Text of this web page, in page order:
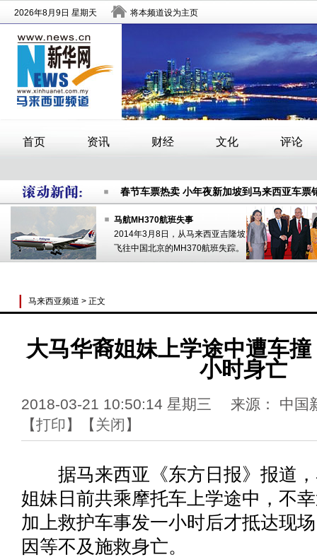
春节车票热卖 小年夜新加坡到马来西亚车票
做好每一滴水的文章 马来西亚
春节车票热卖 小年夜新加坡到马来西亚车票
做好每一滴水的文章 马来西亚逮
中国银行借金融科技在马来西亚推进零售银
马航MH370航班失事
2014年3月8日，从马来西亚吉隆坡
飞往中国北京的MH370航班失踪。
马来西亚频道 > 正文
大马华裔姐妹上学途中遭车
小时身亡
2018-03-21 10:50:14 星期三 来源： 中
【打印 】【关闭 】
据马来西亚《东方日报》报道，
姐妹日前共乘摩托车上学途中，不
加上救护车事发一小时后才抵达现
因等不及施救身亡。